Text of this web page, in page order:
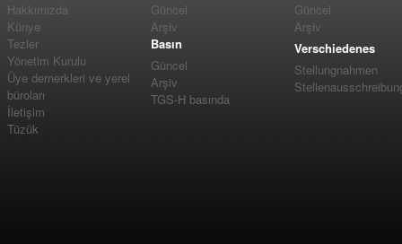
Hakkımızda
Künye
Tezler
Yönetim Kurulu
Üye dernerkleri ve yerel
büroları
İletişim
Tüzük
Güncel
Arşiv
Basın
Güncel
Arşiv
TGS-H basında
Güncel
Arşiv
Verschiedenes
Stellungnahmen